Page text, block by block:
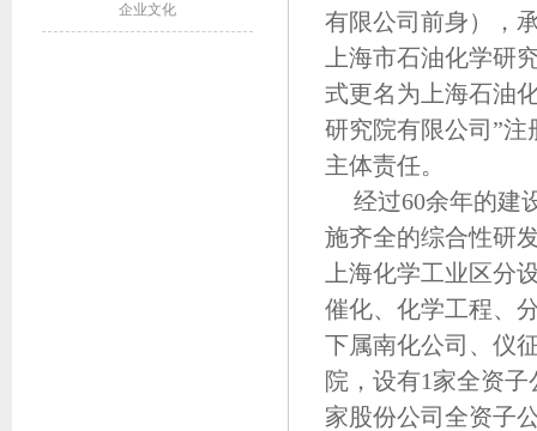
企业文化
有限公司前身），
上海市石油化学研
式更名为上海石油
研究院有限公司”
主体责任。
经过60余年的建
施齐全的综合性研
上海化学工业区分
催化、化学工程、
下属南化公司、仪
院，设有1家全资
家股份公司全资子